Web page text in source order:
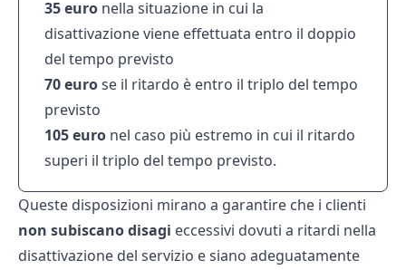
35 euro nella situazione in cui la
disattivazione viene effettuata entro il doppio
del tempo previsto
70 eurose il ritardo è entro il triplo del tempo
previsto
105 euro nel caso più estremo in cui il ritardo
superi il triplo del tempo previsto.
Queste disposizioni mirano a garantire che i clienti
non subiscano disagi eccessivi dovuti a ritardi nella
disattivazione del servizio e siano adeguatamente